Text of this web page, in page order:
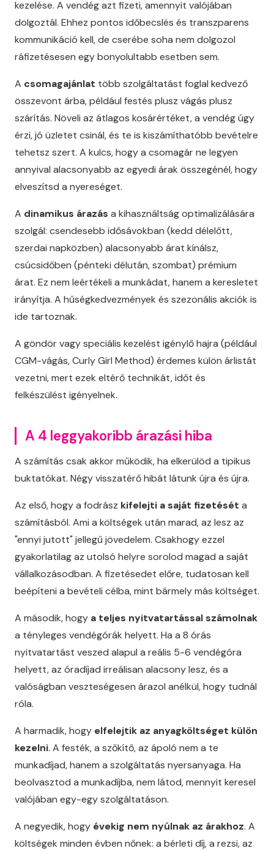
kezelése. A vendég azt fizeti, amennyit valójában
dolgoztál. Ehhez pontos időbecslés és transzparens
kommunikáció kell, de cserébe soha nem dolgozol
ráfizetésesen egy bonyolultabb esetben sem.
A csomagajánlat több szolgáltatást foglal kedvező
összevont árba, például festés plusz vágás plusz
szárítás. Növeli az átlagos kosárértéket, a vendég úgy
érzi, jó üzletet csinál, és te is kiszámíthatóbb bevételre
tehetsz szert. A kulcs, hogy a csomagár ne legyen
annyival alacsonyabb az egyedi árak összegénél, hogy
elveszítsd a nyereséget.
A dinamikus árazás a kihasználtság optimalizálására
szolgál: csendesebb idősávokban (kedd délelőtt,
szerdai napközben) alacsonyabb árat kínálsz,
csúcsidőben (pénteki délután, szombat) prémium
árat. Ez nem leértékeli a munkádat, hanem a keresletet
irányítja. A hűségkedvezmények és szezonális akciók is
ide tartoznak.
A göndör vagy speciális kezelést igénylő hajra (például
CGM-vágás, Curly Girl Method) érdemes külön árlistát
vezetni, mert ezek eltérő technikát, időt és
felkészülést igényelnek.
A 4 leggyakoribb árazási hiba
A számítás csak akkor működik, ha elkerülöd a tipikus
buktatókat. Négy visszatérő hibát látunk újra és újra.
Az első, hogy a fodrász kifelejti a saját fizetését a
számításból. Ami a költségek után marad, az lesz az
"ennyi jutott" jellegű jövedelem. Csakhogy ezzel
gyakorlatilag az utolsó helyre sorolod magad a saját
vállalkozásodban. A fizetésedet előre, tudatosan kell
beépíteni a bevételi célba, mint bármely más költséget.
A második, hogy a teljes nyitvatartással számolnak
a tényleges vendégórák helyett. Ha a 8 órás
nyitvatartást veszed alapul a reális 5-6 vendégóra
helyett, az óradíjad irreálisan alacsony lesz, és a
valóságban veszteségesen árazol anélkül, hogy tudnál
róla.
A harmadik, hogy elfelejtik az anyagköltséget külön
kezelni. A festék, a szőkítő, az ápoló nem a te
munkadíjad, hanem a szolgáltatás nyersanyaga. Ha
beolvasztod a munkadíjba, nem látod, mennyit keresel
valójában egy-egy szolgáltatáson.
A negyedik, hogy évekig nem nyúlnak az árakhoz. A
költségek minden évben nőnek: a bérleti díj, a rezsi, az